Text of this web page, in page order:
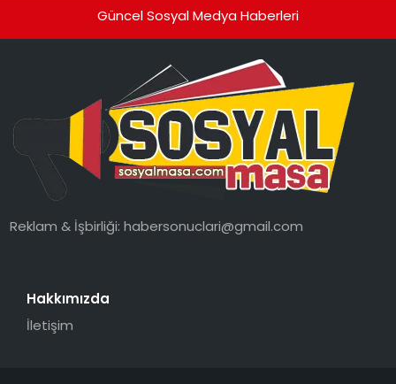
Güncel Sosyal Medya Haberleri
Reklam & İşbirliği:habersonuclari@gmail.com
Hakkımızda
İletişim